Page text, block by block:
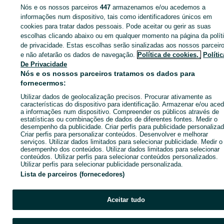
Entra na tua conta OLX ou cria uma nova para contactares
anunciante
Entrar ou criar conta
Ligar / SMS Enviar mensagem
Nós e os nossos parceiros447 armazenamos e/ou acedemos a
informações num dispositivo, tais como identificadores únicos em
cookies para tratar dados pessoais. Pode aceitar ou gerir as suas
escolhas clicando abaixo ou em qualquer momento na página da
de privacidade. Estas escolhas serão sinalizadas aos nossos
e não afetarão os dados de navegação. Política de cookies,
De Privacidade
Nós e os nossos parceiros tratamos os dados para
fornecermos:
Utilizar dados de geolocalização precisos. Procurar ativamente as
características do dispositivo para identificação. Armazenar e/ou
a informações num dispositivo. Compreender os públicos através de
estatísticas ou combinações de dados de diferentes fontes. Medir o
desempenho da publicidade. Criar perfis para publicidade
Criar perfis para personalizar conteúdos. Desenvolver e melhorar
serviços. Utilizar dados limitados para selecionar publicidade. Medir o
desempenho dos conteúdos. Utilizar dados limitados para selecionar
conteúdos. Utilizar perfis para selecionar conteúdos personalizados.
Utilizar perfis para selecionar publicidade personalizada.
Lista de parceiros (fornecedores)
Aceitar tudo